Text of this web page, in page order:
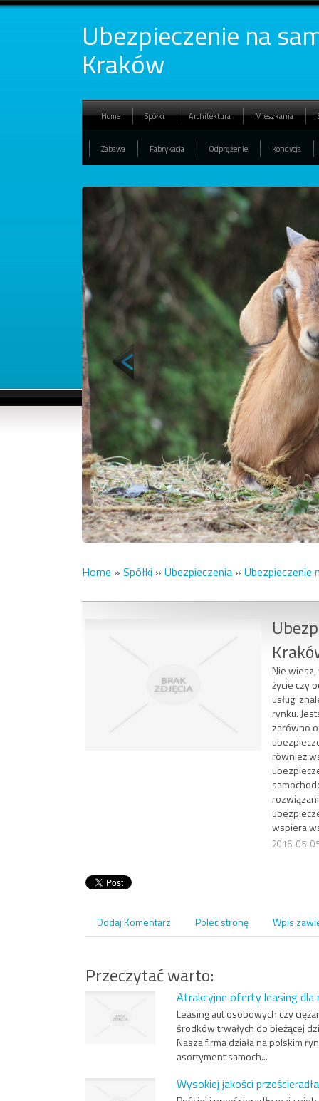
Ubezpieczenie na
Kraków
Home Spółki Architektura Mieszkania
Zabawa Fabrykacja Odprężenie Kondycja
Home » Spółki » Ubezpieczenia » Ubezpieczenie
Nie
życie czy
usługi
rynku.
zarówno
również
wspiera
2016-05-
Dodaj Komentarz Poleć stronę Wpis
Przeczytać warto:
Atrakcyjne oferty leasing
Leasing aut osobowych czy
środków trwałych do bieżącej
Nasza firma działa na polskim
asortyment samoch...
Wysokiej jakości